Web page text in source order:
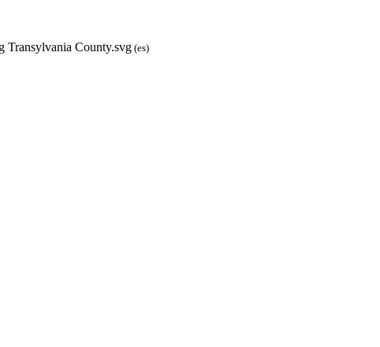
Transylvania County.svg (es)